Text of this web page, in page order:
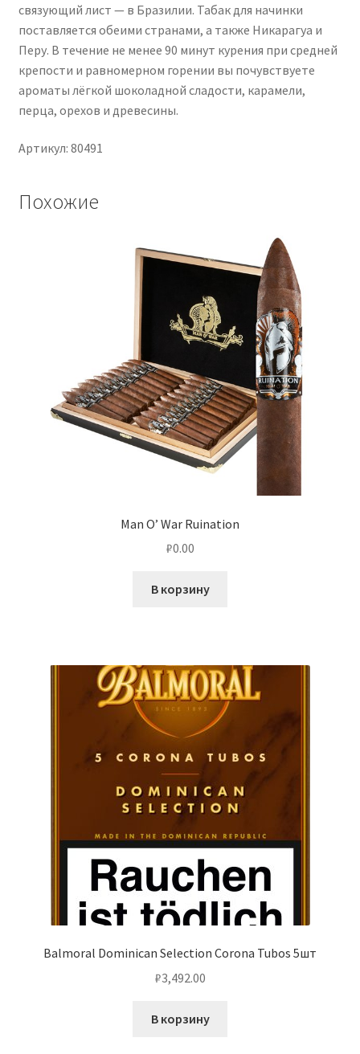
связующий лист — в Бразилии. Табак для начинки
поставляется обеими странами, а также Никарагуа и
Перу. В течение не менее 90 минут курения при средней
крепости и равномерном горении вы почувствуете
ароматы лёгкой шоколадной сладости, карамели,
перца, орехов и древесины.
Артикул: 80491
Похожие
Man O’ War Ruination
₽0.00
В корзину
Balmoral Dominican Selection Corona Tubos 5шт
₽3,492.00
В корзину